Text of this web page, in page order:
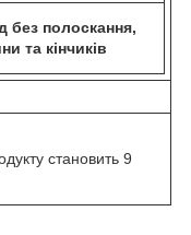
без полоскання,
та кінчиків
становить 9